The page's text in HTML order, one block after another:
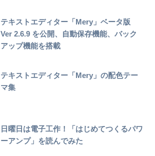
テキストエディター「Mery」ベータ版
Ver 2.6.9 を公開、自動保存機能、バック
アップ機能を搭載
テキストエディター「Mery」の配色テー
マ集
日曜日は電子工作！「はじめてつくるパワ
ーアンプ」を読んでみた